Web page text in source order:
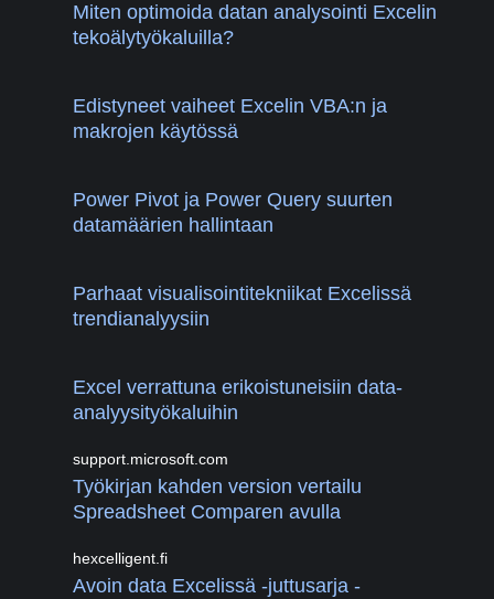
Miten optimoida datan analysointi Excelin
tekoälytyökaluilla?
Edistyneet vaiheet Excelin VBA:n ja
makrojen käytössä
Power Pivot ja Power Query suurten
datamäärien hallintaan
Parhaat visualisointitekniikat Excelissä
trendianalyysiin
Excel verrattuna erikoistuneisiin data-
analyysityökaluihin
support.microsoft.com
Työkirjan kahden version vertailu
Spreadsheet Comparen avulla
hexcelligent.fi
Avoin data Excelissä -juttusarja -